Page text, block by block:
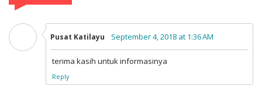
Pusat Katilayu September 4, 2018 at 1:36 AM
terima kasih untuk informasinya
Reply